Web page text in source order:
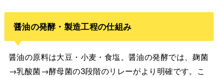
醤油の発酵・製造工程の仕組み
醤油の原料は大豆・小麦・食塩。醤油の発酵では、麹菌
→乳酸菌→酵母菌の3段階のリレーがより明確です。こ